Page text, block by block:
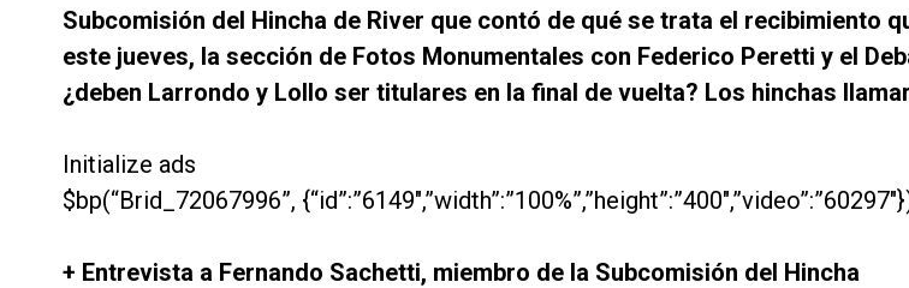
Subcomisión del Hincha de River que contó de qué se trata el recibimiento
este jueves, la sección de Fotos Monumentales con Federico Peretti y el
¿deben Larrondo y Lollo ser titulares en la final de vuelta? Los hinchas
Initialize ads
$bp(“Brid_72067996”,
+ Entrevista a Fernando Sachetti, miembro de la Subcomisión del Hincha